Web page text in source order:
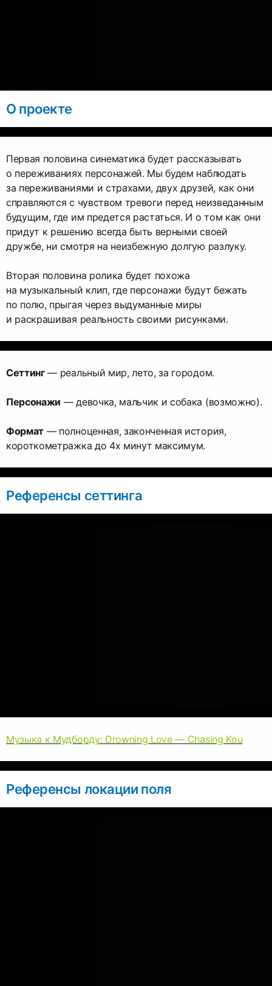
О проекте
Первая половина синематика будет рассказывать
о переживаниях персонажей. Мы будем наблюдать
за переживаниями и страхами, двух друзей, как они
справляются с чувством тревоги перед неизведанным
будущим, где им предется растаться. И о том как они
придут к решению всегда быть верными своей
дружбе, ни смотря на неизбежную долгую разлуку.
Вторая половина ролика будет похожа
на музыкальный клип, где персонажи будут бежать
по полю, прыгая через выдуманные миры
и раскрашивая реальность своими рисунками.
Сеттинг— реальный мир, лето, за городом.
Персонажи — девочка, мальчик и собака (возможно).
Формат — полноценная, законченная история,
короткометражка до 4х минут максимум.
Референсы сеттинга
Музыка к Мудборду: Drowning Love — Chasing Kou
Референсы локации поля